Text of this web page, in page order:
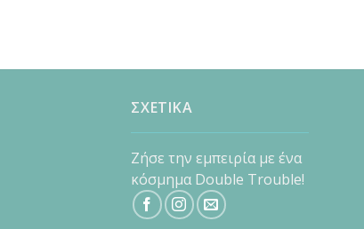
ΣΧΕΤΙΚΑ
Ζήσε την εμπειρία με ένα
κόσμημα Double Trouble!